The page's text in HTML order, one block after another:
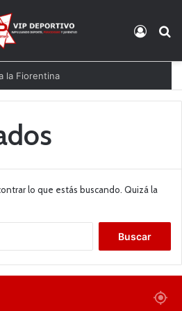
la Fiorentina
lo que estás buscando. Quizá la